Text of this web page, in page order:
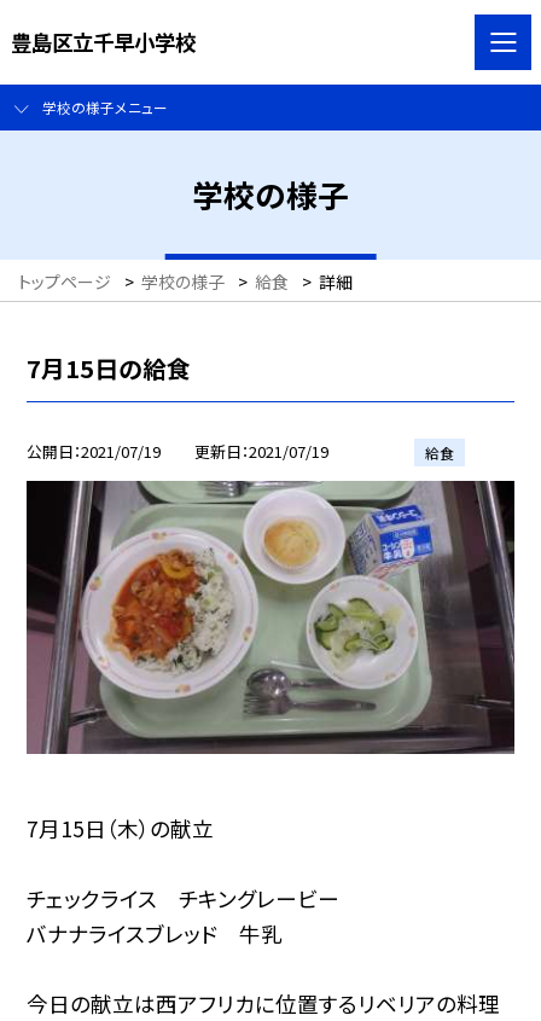
豊島区立千早小学校
学校の様子メニュー
学校の様子
トップページ > 学校の様子 > 給食 > 詳細
7月15日の給食
公開日 2021/07/19 更新日 2021/07/19 給食
7月15日（木）の献立
チェックライス チキングレービー
バナナライスブレッド 牛乳
今日の献立は西アフリカに位置するリベリアの料理